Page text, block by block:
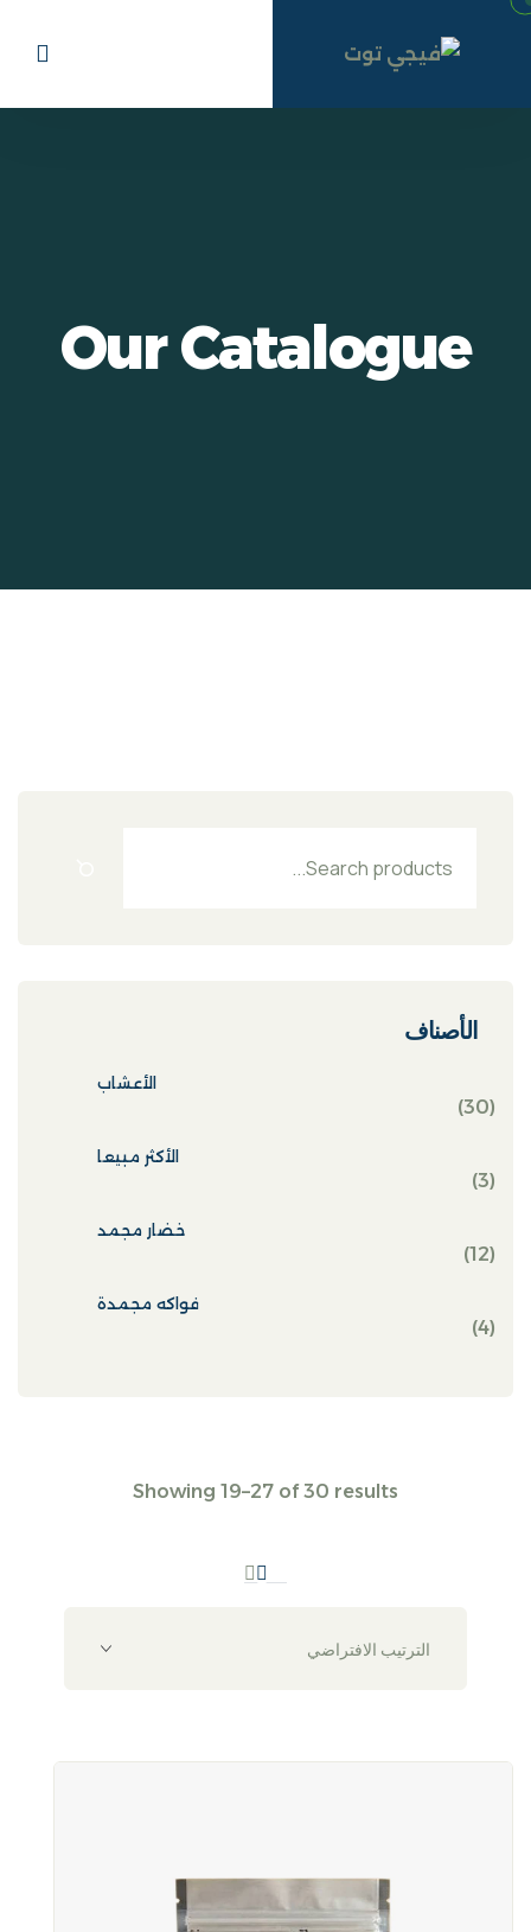
Our Catalogue
الأصناف
الأعشاب
30
الأكثر مبيعا
3
خضار مجمد
12
فواكه مجمدة
4
Showing 19–27 of 30 results